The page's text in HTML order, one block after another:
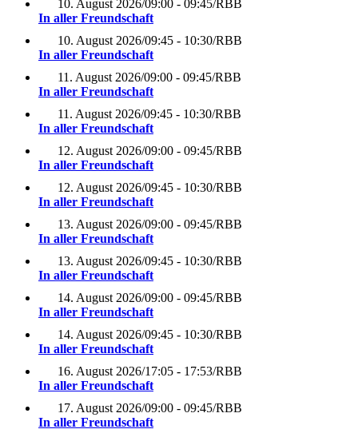
10. August 2026/09:00 - 09:45/RBB
In aller Freundschaft
10. August 2026/09:45 - 10:30/RBB
In aller Freundschaft
11. August 2026/09:00 - 09:45/RBB
In aller Freundschaft
11. August 2026/09:45 - 10:30/RBB
In aller Freundschaft
12. August 2026/09:00 - 09:45/RBB
In aller Freundschaft
12. August 2026/09:45 - 10:30/RBB
In aller Freundschaft
13. August 2026/09:00 - 09:45/RBB
In aller Freundschaft
13. August 2026/09:45 - 10:30/RBB
In aller Freundschaft
14. August 2026/09:00 - 09:45/RBB
In aller Freundschaft
14. August 2026/09:45 - 10:30/RBB
In aller Freundschaft
16. August 2026/17:05 - 17:53/RBB
In aller Freundschaft
17. August 2026/09:00 - 09:45/RBB
In aller Freundschaft